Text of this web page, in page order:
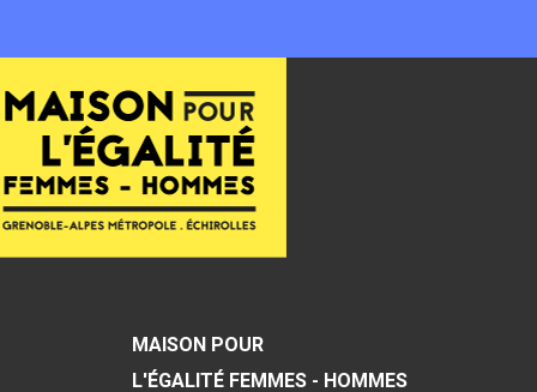
mail
MAISON POUR
L'ÉGALITÉ FEMMES - HOMMES